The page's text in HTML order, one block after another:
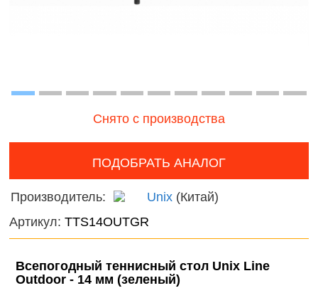
наборы
Снято с производства
ПОДОБРАТЬ АНАЛОГ
Производитель: Unix (Китай)
Артикул:TTS14OUTGR
Всепогодный теннисный стол Unix Line
Outdoor - 14 мм (зеленый)